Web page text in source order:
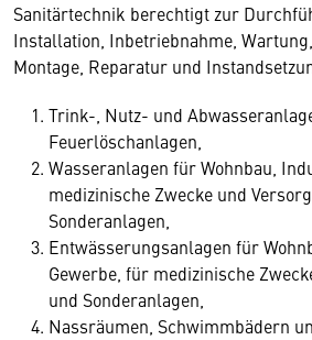
Sanitärtechnik berechtigt zur
Installation, Inbetriebnahme,
Montage, Reparatur und
Trink-, Nutz- und
Feuerlöschanlagen,
Wasseranlagen für Wohnbau,
medizinische Zwecke und
Sonderanlagen,
Entwässerungsanlagen für
Gewerbe, für medizinische
und Sonderanlagen,
Nassräumen, Schwimmbädern